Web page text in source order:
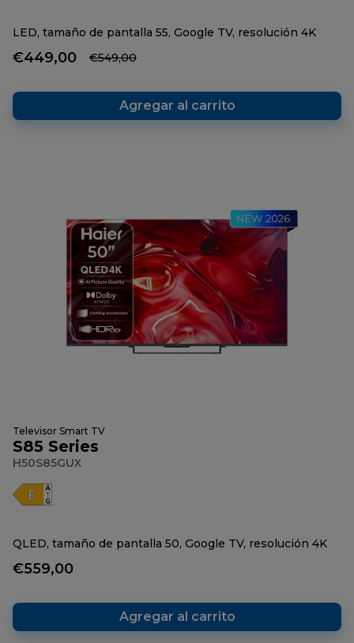
LED, tamaño de pantalla 55, Google TV, resolución 4K
€449,00 €549,00
Agregar al carrito
Televisor Smart TV
S85 Series
H50S85GUX
QLED, tamaño de pantalla 50, Google TV, resolución 4K
€559,00
Agregar al carrito